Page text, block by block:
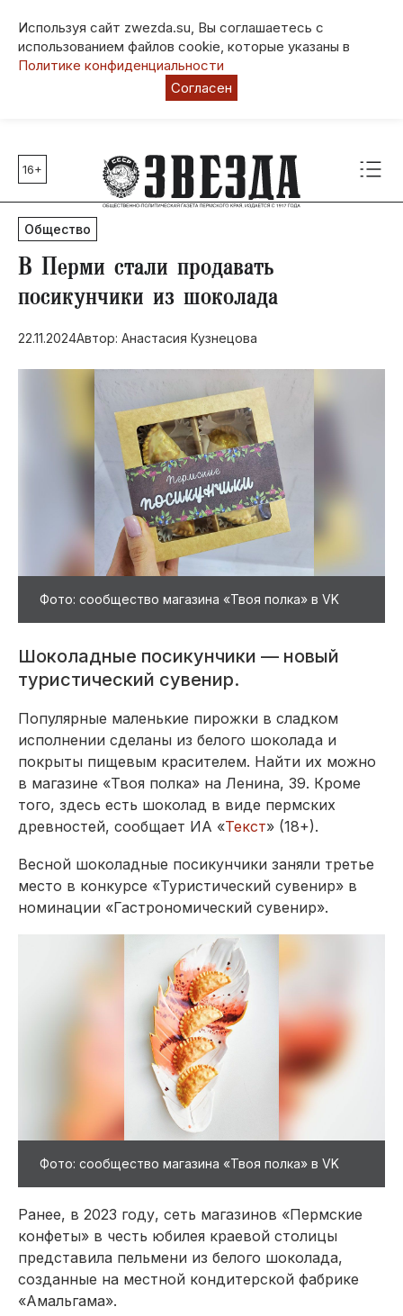
Используя сайт zwezda.su, Вы соглашаетесь с
использованием файлов cookie, которые указаны в
Политике конфиденциальности
Согласен
Главные темы
80 лет Победы
Молодежная столица РФ
СВО
Социальная поддержка
Инфраструктура
Благоустройство
16+
Общество
​В Перми стали продавать
посикунчики из шоколада
22.11.2024Автор: Анастасия Кузнецова
Фото: сообщество магазина «Твоя полка» в VK
Шоколадные посикунчики — новый
туристический сувенир.
Популярные маленькие пирожки в сладком
исполнении сделаны из белого шоколада и
покрыты пищевым красителем. Найти их можно
в магазине «Твоя полка» на Ленина, 39. Кроме
того, здесь есть шоколад в виде пермских
древностей, сообщает ИА «Текст» (18+).
Весной шоколадные посикунчики заняли третье
место в конкурсе «Туристический сувенир» в
номинации «Гастрономический сувенир».
Фото: сообщество магазина «Твоя полка» в VK
Ранее, в 2023 году, сеть магазинов «Пермские
конфеты» в честь юбилея краевой столицы
представила пельмени из белого шоколада,
созданные на местной кондитерской фабрике
«Амальгама».